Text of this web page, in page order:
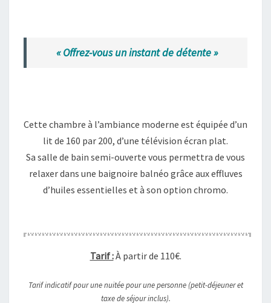
« Offrez-vous un instant de détente »
Cette chambre à l’ambiance moderne est équipée d’un
lit de 160 par 200, d’une télévision écran plat.
Sa salle de bain semi-ouverte vous permettra de vous
relaxer dans une baignoire balnéo grâce aux effluves
d’huiles essentielles et à son option chromo.
Tarif :À partir de 110€.
Tarif indicatif pour une nuitée pour une personne (petit-déjeuner et
taxe de séjour inclus).